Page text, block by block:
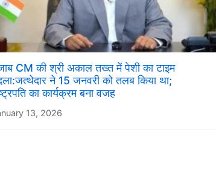
CM की श्री अकाल तख्त में पेशी का टाइम
ने 15 जनवरी को तलब किया था;
का कार्यक्रम बना वजह
13, 2026